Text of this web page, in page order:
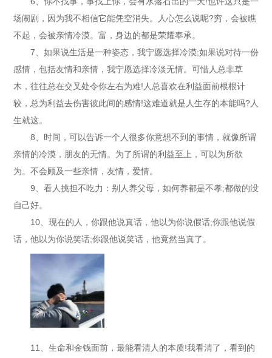
场闹剧，因为我不相信它能凭空消失。人心怎么说呢?穷，会被瞧
不起，会被亲情冷漠。富，身边的都是荣耀奉承。
7、如果说生活是一种姿态，我宁愿选择冷漠;如果说对待一份
感情，包括友情和亲情，我宁愿选择冷淡无情。可惜人总非草
木，往往总在交叉处令你左右为难!人总喜欢在利益面前根根计
较，总为利益去伤害彼此间的感情!这难道就是人生存的本能吗?人
生就这。
8、时间，可以告诉一个人很多你意想不到的事情，就像所谓
亲情的冷漠，朋友的无情。为了所谓的利益至上，可以为所欲
为。不会顾及一些亲情，友情，爱情。
9、看人挑担不吃力：别人养父母，如何养都是不孝;都做的没
自己好。
10、现在的人，你跟他说真话，他以为你说假话;你跟他说假
话，他以为你说笑话;你跟他说笑话，他竟然当真了。
11、生命和金钱面前，最能看清人的本质!我看清了，看到的